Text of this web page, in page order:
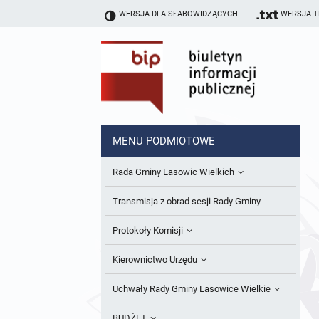
WERSJA DLA SŁABOWIDZĄCYCH WERSJA
MENU PODMIOTOWE
Rada Gminy Lasowic Wielkich
Sesje Rady Gminy
Skład Rady Gminy
Interpelacje i Zapytania Radnych
Komisje Rady Gminy i informacja o
Transmisja z obrad sesji Rady Gminy
Protokoły Komisji
Komisja Budżetu i Finansów
Komisja Oświatowa
Kierownictwo Urzędu
Wójt
Uchwały Rady Gminy Lasowice Wielkie